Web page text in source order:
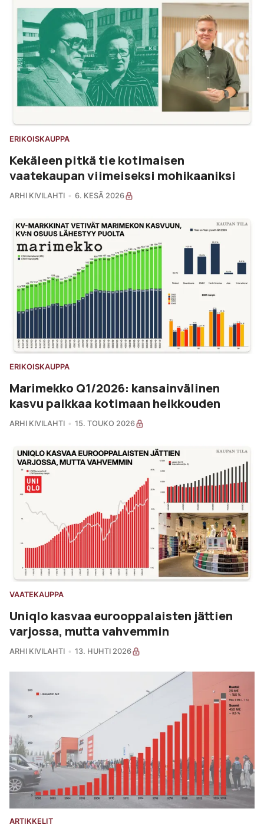
ERIKOISKAUPPA
Kekäleen pitkä tie kotimaisen
vaatekaupan viimeiseksi mohikaaniksi
ARHI KIVILAHTI 6. KESÄ 2026
ERIKOISKAUPPA
Marimekko Q1/2026: kansainvälinen
kasvu paikkaa kotimaan heikkouden
ARHI KIVILAHTI 15. TOUKO 2026
VAATEKAUPPA
Uniqlo kasvaa eurooppalaisten jättien
varjossa, mutta vahvemmin
ARHI KIVILAHTI 13. HUHTI 2026
ARTIKKELIT